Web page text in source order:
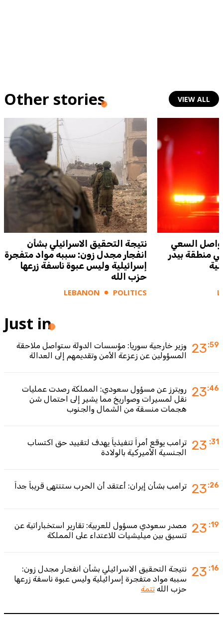
Other stories VIEW ALL
نتيجة التحقيق الاسرائيلي بشأن
انفجار مجدل زون: سببه مواد متفجرة
إسرائيلية وليس عبوة ناسفة زرعها
حزب الله
LEBANON POLITICS
يواصل السعي
منطقة بيدر
Just in
23:59
وزير خارجية سوريا: مؤسسات الدولة ستواصل ملاحقة
المسؤولين عن زعزعة الأمن وتقديمهم إلى العدالة
23:46
رويترز عن مسؤول سعودي: المملكة رصدت عمليات
نقل لمسيرات وصواريخ مما يشير إلى احتمال شن
هجمات منسقة من الشمال والجنوب
23 :31
ترامب يوقع أمراً تنفيذياً يهدف لتقييد حق اكتساب
الجنسية الأميركية بالولادة
23:26 ترامب بشأن إيران: أعتقد أن الحرب ستنتهي قريباً جداً
23 :19
مصدر سعودي مسؤول للعربية: تقارير استخباراتية عن
تنسيق بين ميليشيات للاعتداء على المملكة
23 :16
نتيجة التحقيق الاسرائيلي بشأن انفجار مجدل زون:
سببه مواد متفجرة إسرائيلية وليس عبوة ناسفة زرعها
حزب الله تتمة